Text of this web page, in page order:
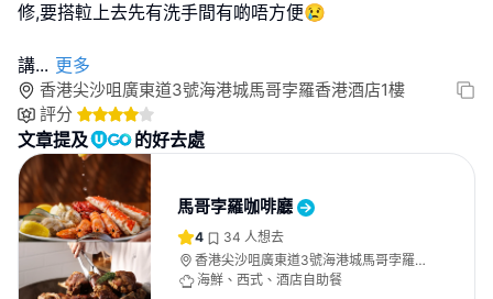
修,要搭𨋢上去先有洗手間有啲唔方便😢
講... 更多
香港尖沙咀廣東道3號海港城馬哥孛羅香港酒店1樓
評分
文章提及 的好去處
馬哥孛羅咖啡廳
4 34 人想去
香港尖沙咀廣東道3號海港城馬哥孛羅香
港酒店1樓
海鮮、西式、酒店自助餐